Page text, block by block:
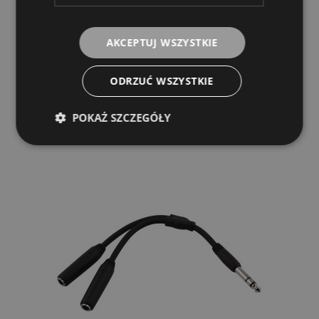
Adapter - Pig Hog PX-14BAN 6,3mm TS F
Dual Banana 6"
Pig Hog
115,00 zł
DO KOSZYKA
AKCEPTUJ WSZYSTKIE
ODRZUĆ WSZYSTKIE
POKAŻ SZCZEGÓŁY